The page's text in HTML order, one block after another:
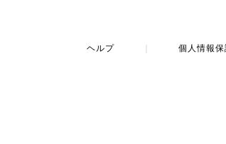
ヘルプ 個人情報